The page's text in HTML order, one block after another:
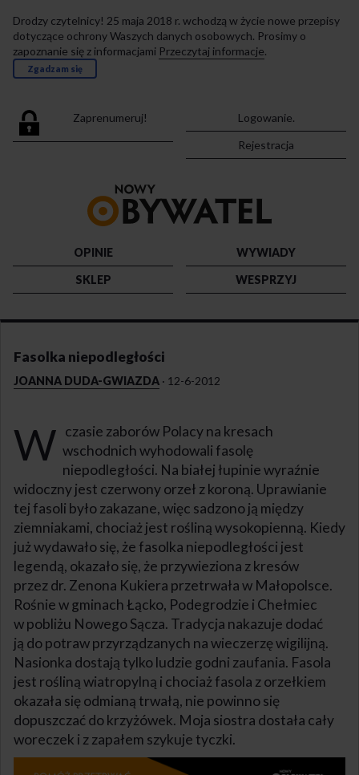
Drodzy czytelnicy! 25 maja 2018 r. wchodzą w życie nowe przepisy
dotyczące ochrony Waszych danych osobowych. Prosimy o
zapoznanie się z informacjami Przeczytaj informacje.
Zgadzam się
Zaprenumeruj!
Logowanie.
Rejestracja
strony
OPINIE
WYWIADY
SKLEP
WESPRZYJ
Fasolka niepodległości
JOANNA DUDA-GWIAZDA · 12-6-2012
W czasie zaborów Polacy na kresach
wschodnich wyhodowali fasolę
niepodległości. Na białej łupinie wyraźnie
widoczny jest czerwony orzeł z koroną. Uprawianie
tej fasoli było zakazane, więc sadzono ją między
ziemniakami, chociaż jest rośliną wysokopienną. Kiedy
już wydawało się, że fasolka niepodległości jest
legendą, okazało się, że przywieziona z kresów
przez dr. Zenona Kukiera przetrwała w Małopolsce.
Rośnie w gminach Łącko, Podegrodzie i Chełmiec
w pobliżu Nowego Sącza. Tradycja nakazuje dodać
ją do potraw przyrządzanych na wieczerzę wigilijną.
Nasionka dostają tylko ludzie godni zaufania. Fasola
jest rośliną wiatropylną i chociaż fasola z orzełkiem
okazała się odmianą trwałą, nie powinno się
dopuszczać do krzyżówek. Moja siostra dostała cały
woreczek i z zapałem szykuje tyczki.